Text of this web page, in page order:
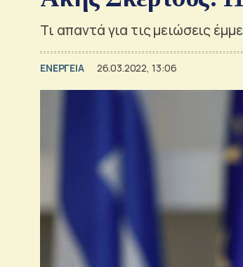
Τι απαντά για τις μειώσεις
ΕΝΕΡΓΕΙΑ 26.03.2022, 13:06